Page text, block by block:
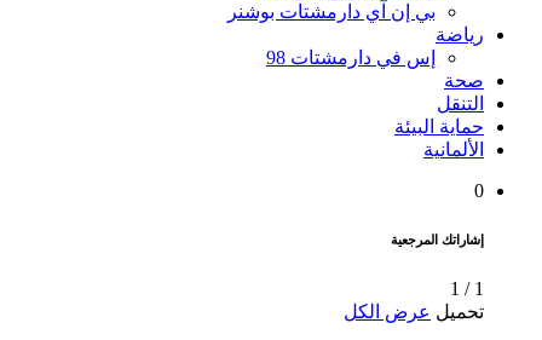
بي إن آي دارمشتات بوشنر
رياضة
إس في دارمشتات 98
صحة
التنقل
حماية البيئة
الألمانية
0
إشاراتك المرجعية
1
/
1
تحميل عرض الكل